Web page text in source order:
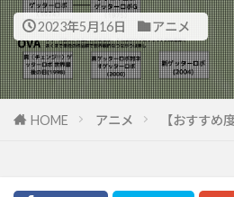
2023年5月16日 アニメ
HOME アニメ 【おすすめ